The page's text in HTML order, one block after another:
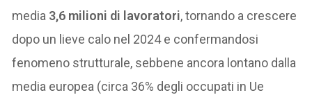
media 3,6 milioni di lavoratori, tornando a crescere
dopo un lieve calo nel 2024 e confermandosi
fenomeno strutturale, sebbene ancora lontano dalla
media europea (circa 36% degli occupati in Ue